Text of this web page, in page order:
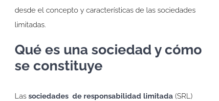
desde el concepto y características de las sociedades
limitadas.
Qué es una sociedad y cómo
se constituye
Las sociedades de responsabilidad limitada (SRL)